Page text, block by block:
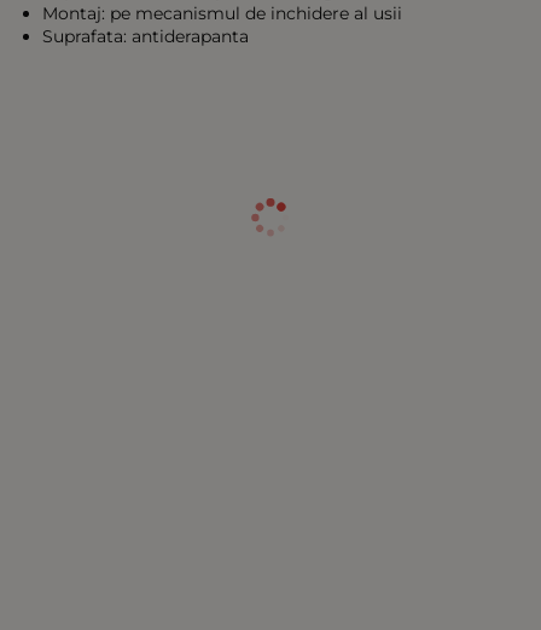
Montaj: pe mecanismul de inchidere al usii
Suprafata: antiderapanta